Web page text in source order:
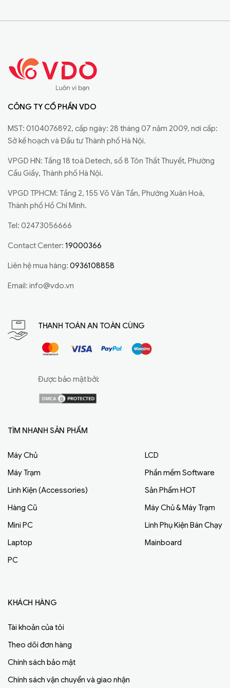
CÔNG TY CỔ PHẦN VDO
MST: 0104076892, cấp ngày: 28 tháng 07 năm 2009, nơi cấp:
Sở kế hoạch và Đầu tư Thành phố Hà Nội.
VPGD HN: Tầng 18 toà Detech, số 8 Tôn Thất Thuyết, Phường
Cầu Giấy, Thành phố Hà Nội.
VPGD TPHCM: Tầng 2, 155 Võ Văn Tần, Phường Xuân Hoà,
Thành phố Hồ Chí Minh.
Tel: 02473056666
Contact Center: 19000366
Liên hệ mua hàng: 0936108858
Email: info@vdo.vn
THANH TOÁN AN TOÀN CÙNG
Được bảo mật bởi:
TÌM NHANH SẢN PHẨM
Máy Chủ
Máy Trạm
Linh Kiện (Accessories)
Hàng Cũ
Mini PC
Laptop
PC
LCD
Phần mềm Software
Sản Phẩm HOT
Máy Chủ & Máy Trạm
Linh Phụ Kiện Bán Chạy
Mainboard
KHÁCH HÀNG
Tài khoản của tôi
Theo dõi đơn hàng
Chính sách bảo mật
Chính sách vận chuyển và giao nhận